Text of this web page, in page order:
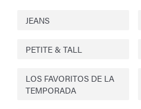
JEANS
PETITE & TALL
LOS FAVORITOS DE LA
TEMPORADA